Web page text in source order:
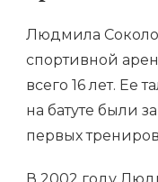
Людмила
спортивной
всего 16 лет. Ее
на батуте были
первых